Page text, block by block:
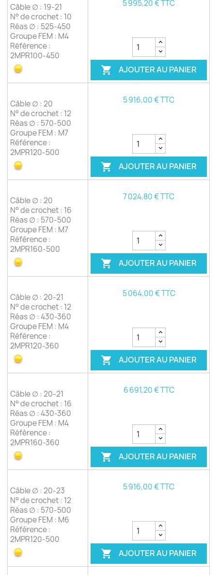
Câble ∅ : 19-21
N° de crochet : 10
Réas ∅ : 525-450
Groupe FEM : M4
Référence :
2MPR100-450
5 995,20 € TTC
 AJOUTER AU PANIER
Câble ∅ : 20
N° de crochet : 12
Réas ∅ : 570-500
Groupe FEM : M7
Référence :
2MPR120-500
5 916,00 € TTC
 AJOUTER AU PANIER
Câble ∅ : 20
N° de crochet : 16
Réas ∅ : 570-500
Groupe FEM : M7
Référence :
2MPR160-500
7 024,80 € TTC
 AJOUTER AU PANIER
Câble ∅ : 20-21
N° de crochet : 12
Réas ∅ : 430-360
Groupe FEM : M4
Référence :
2MPR120-360
5 064,00 € TTC
 AJOUTER AU PANIER
Câble ∅ : 20-21
N° de crochet : 16
Réas ∅ : 430-360
Groupe FEM : M4
Référence :
2MPR160-360
6 691,20 € TTC
 AJOUTER AU PANIER
Câble ∅ : 20-23
N° de crochet : 12
Réas ∅ : 570-500
Groupe FEM : M6
Référence :
2MPR120-500
5 916,00 € TTC
 AJOUTER AU PANIER